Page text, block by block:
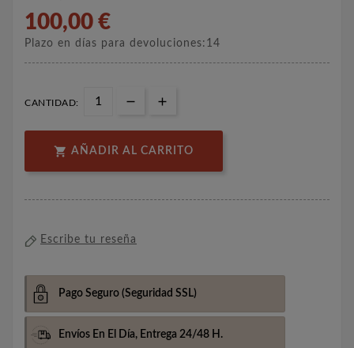
100,00 €
Plazo en días para devoluciones:14
CANTIDAD:
 AÑADIR AL CARRITO
Escribe tu reseña
Pago Seguro (Seguridad SSL)
Envíos En El Día, Entrega 24/48 H.